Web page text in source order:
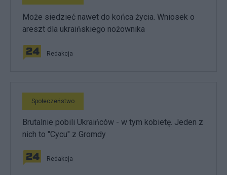
Może siedzieć nawet do końca życia. Wniosek o
areszt dla ukraińskiego nożownika
Redakcja
Społeczeństwo
Brutalnie pobili Ukraińców - w tym kobietę. Jeden z
nich to "Cycu" z Gromdy
Redakcja